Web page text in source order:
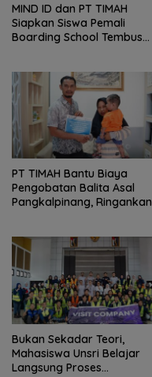
MIND ID dan PT TIMAH
Siapkan Siswa Pemali
Boarding School Tembus
PT TIMAH Bantu Biaya
Pengobatan Balita Asal
Pangkalpinang, Ringankan
Bukan Sekadar Teori,
Mahasiswa Unsri Belajar
Langsung Proses